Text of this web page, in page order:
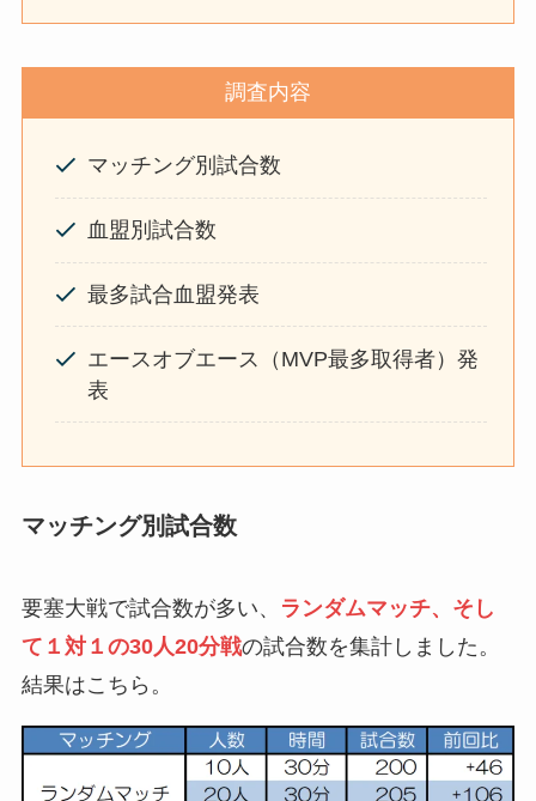
調査内容
マッチング別試合数
血盟別試合数
最多試合血盟発表
エースオブエース（MVP最多取得者）発
表
マッチング別試合数
要塞大戦で試合数が多い、
ランダムマッチ、そし
て１対１の30人20分戦の試合数を集計しました。
結果はこちら。